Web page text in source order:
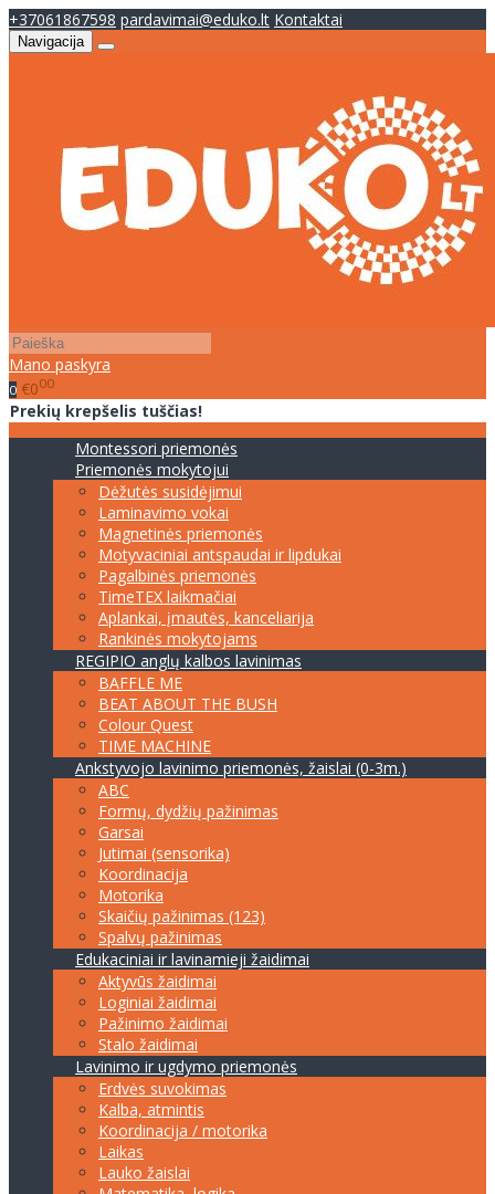
+37061867598 pardavimai@eduko.lt Kontaktai
Navigacija
Mano paskyra
0 €000
Prekių krepšelis tuščias!
Montessori priemonės
Priemonės mokytojui
Dėžutės susidėjimui
Laminavimo vokai
Magnetinės priemonės
Motyvaciniai antspaudai ir lipdukai
Pagalbinės priemonės
TimeTEX laikmačiai
Aplankai, įmautės, kanceliarija
Rankinės mokytojams
REGIPIO anglų kalbos lavinimas
BAFFLE ME
BEAT ABOUT THE BUSH
Colour Quest
TIME MACHINE
Ankstyvojo lavinimo priemonės, žaislai (0-3m.)
ABC
Formų, dydžių pažinimas
Garsai
Jutimai (sensorika)
Koordinacija
Motorika
Skaičių pažinimas (123)
Spalvų pažinimas
Edukaciniai ir lavinamieji žaidimai
Aktyvūs žaidimai
Loginiai žaidimai
Pažinimo žaidimai
Stalo žaidimai
Lavinimo ir ugdymo priemonės
Erdvės suvokimas
Kalba, atmintis
Koordinacija / motorika
Laikas
Lauko žaislai